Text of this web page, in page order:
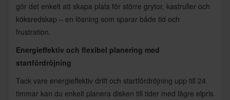
gör det enkelt att skapa plats för större grytor, kastruller och
köksredskap – en lösning som sparar både tid och
frustration.
Energieffektiv och flexibel planering med
startfördröjning
Tack vare energieffektiv drift och startfördröjning upp till 24
timmar kan du enkelt planera disken till tider med lägre elpris